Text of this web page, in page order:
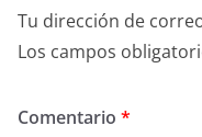
Tu dirección de
Los campos
Comentario *